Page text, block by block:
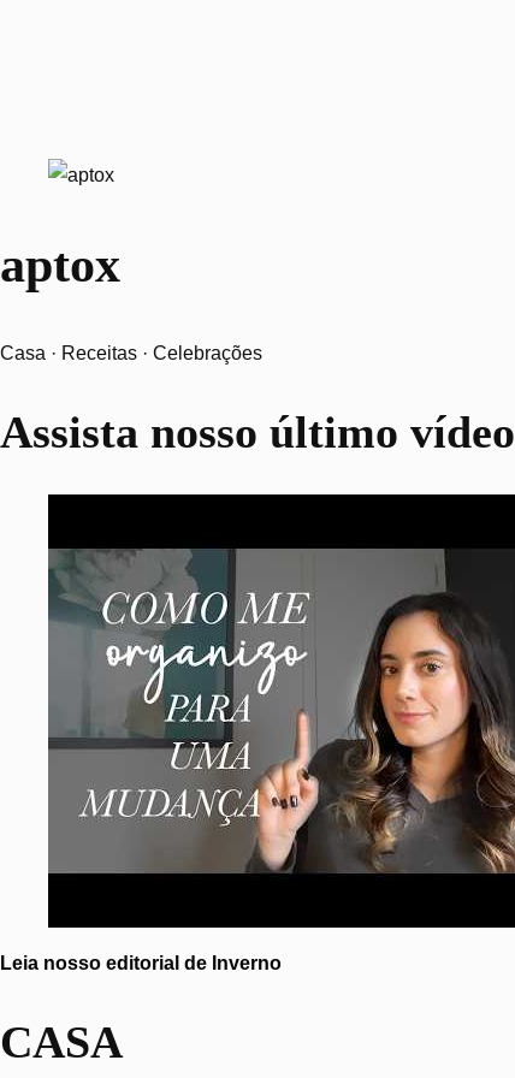
aptox
Casa · Receitas · Celebrações
Assista nosso último vídeo
Leia nosso editorial de Inverno
CASA